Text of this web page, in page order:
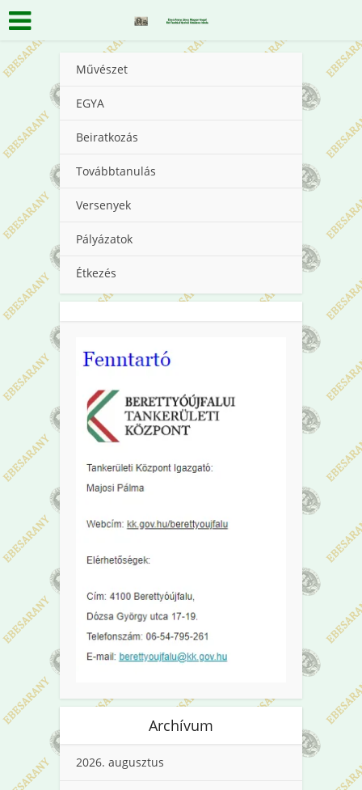
Művészet
EGYA
Beiratkozás
Továbbtanulás
Versenyek
Pályázatok
Étkezés
Archívum
2026. augusztus